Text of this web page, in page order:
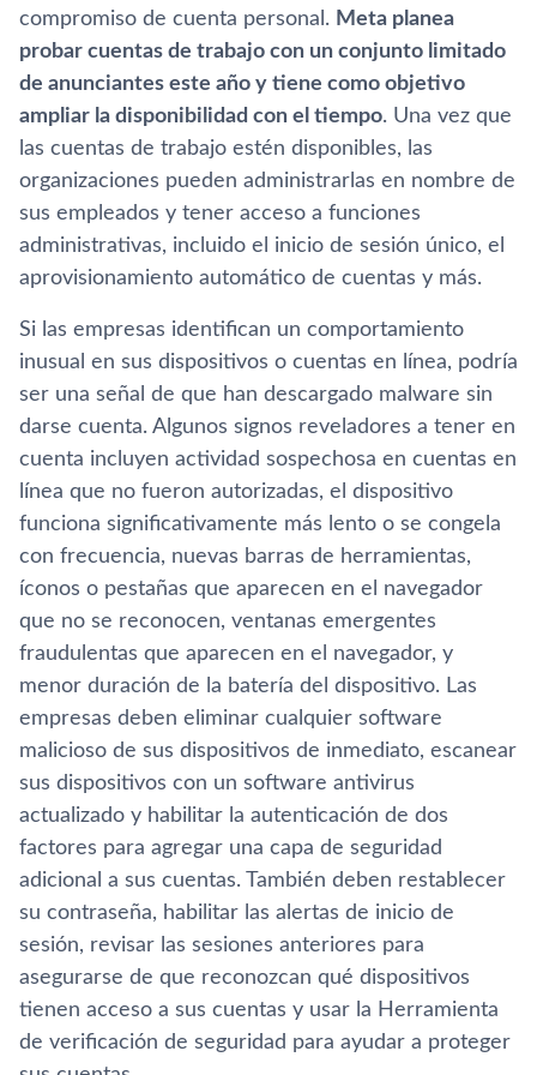
compromiso de cuenta personal. Meta planea
probar cuentas de trabajo con un conjunto limitado
de anunciantes este año y tiene como objetivo
ampliar la disponibilidad con el tiempo. Una vez que
las cuentas de trabajo estén disponibles, las
organizaciones pueden administrarlas en nombre de
sus empleados y tener acceso a funciones
administrativas, incluido el inicio de sesión único, el
aprovisionamiento automático de cuentas y más.
Si las empresas identifican un comportamiento
inusual en sus dispositivos o cuentas en línea, podría
ser una señal de que han descargado malware sin
darse cuenta. Algunos signos reveladores a tener en
cuenta incluyen actividad sospechosa en cuentas en
línea que no fueron autorizadas, el dispositivo
funciona significativamente más lento o se congela
con frecuencia, nuevas barras de herramientas,
íconos o pestañas que aparecen en el navegador
que no se reconocen, ventanas emergentes
fraudulentas que aparecen en el navegador, y
menor duración de la batería del dispositivo. Las
empresas deben eliminar cualquier software
malicioso de sus dispositivos de inmediato, escanear
sus dispositivos con un software antivirus
actualizado y habilitar la autenticación de dos
factores para agregar una capa de seguridad
adicional a sus cuentas. También deben restablecer
su contraseña, habilitar las alertas de inicio de
sesión, revisar las sesiones anteriores para
asegurarse de que reconozcan qué dispositivos
tienen acceso a sus cuentas y usar la Herramienta
de verificación de seguridad para ayudar a proteger